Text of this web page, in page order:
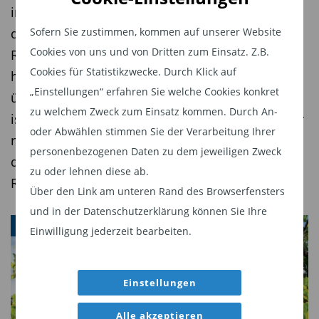
Sofern Sie zustimmen, kommen auf unserer Website
Cookies von uns und von Dritten zum Einsatz. Z.B.
Cookies für Statistikzwecke. Durch Klick auf
„Einstellungen“ erfahren Sie welche Cookies konkret
zu welchem Zweck zum Einsatz kommen. Durch An-
oder Abwählen stimmen Sie der Verarbeitung Ihrer
personenbezogenen Daten zu dem jeweiligen Zweck
zu oder lehnen diese ab.
Über den Link am unteren Rand des Browserfensters
und in der Datenschutzerklärung können Sie Ihre
Einwilligung jederzeit bearbeiten.
Einstellungen
Alle akzeptieren
Gibb sorgt seit Januar 2018 als ESG Spezialist mit
einem eigenen Team in enger Zusammenarbeit
mit den Research Analysten und Fondsmanagern
bei Fidelity dafür, dass ESG Aspekte in den
Investment Prozess integriert werden. „Wer
langfristig positive Renditen erwirtschaften will,
darf nicht nur in Quartalszahlen denken“ sagt
Gibb. Der gebürtige Schotte nennt als eines der
zahlreichen Felder, in denen der Fokus auf
Nachhaltigkeit mit dem Ziel rentabler
Investments Hand in Hand gehen, die Segmente
Abfall und Abwasser, denen Fidelity mit dem
Sustainable Water & Waste Fund einen eigenen
Themenfonds gewidmet hat.
in kurzlaufende Unternehmensanleihen, bei
denen er eine vorzeitige Refinanzierung oder
Rückzahlung erwartet. Das Ziel: eine deutlich
höhere Rendite als der Geldmarkt – bei
überschaubaren Kursschwankungen. Der Fonds
ist jüngst drei Jahre alt geworden und wird daher
nun auch für institutionelle Anleger interessant,
die oftmals erst in Fonds mit diesem Track
Record investieren dürfen.
WEBINAR